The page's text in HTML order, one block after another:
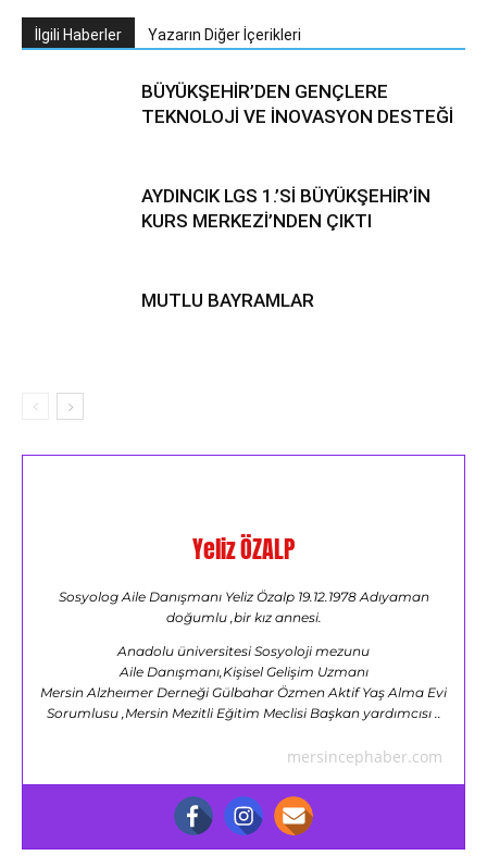
İlgili Haberler Yazarın Diğer İçerikleri
BÜYÜKŞEHİR’DEN GENÇLERE
TEKNOLOJİ VE İNOVASYON DESTEĞİ
AYDINCIK LGS 1.’Sİ BÜYÜKŞEHİR’İN
KURS MERKEZİ’NDEN ÇIKTI
MUTLU BAYRAMLAR
Yeliz ÖZALP
Sosyolog Aile Danışmanı Yeliz Özalp 19.12.1978 Adıyaman
doğumlu ,bir kız annesi.
Anadolu üniversitesi Sosyoloji mezunu
Aile Danışmanı,Kişisel Gelişim Uzmanı
Mersin Alzheımer Derneği Gülbahar Özmen Aktif Yaş Alma Evi
Sorumlusu ,Mersin Mezitli Eğitim Meclisi Başkan yardımcısı ..
mersincephaber.com